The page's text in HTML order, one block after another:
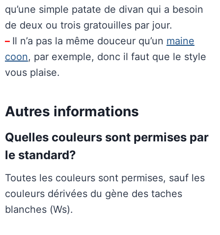
qu’une simple patate de divan qui a besoin
de deux ou trois gratouilles par jour.
– Il n’a pas la même douceur qu’un maine
coon, par exemple, donc il faut que le style
vous plaise.
Autres informations
Quelles couleurs sont permises par
le standard?
Toutes les couleurs sont permises, sauf les
couleurs dérivées du gène des taches
blanches (Ws).